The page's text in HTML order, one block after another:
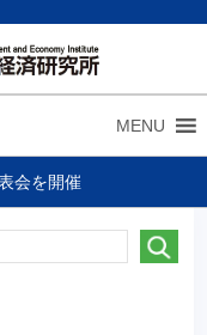
MENU
会を開催